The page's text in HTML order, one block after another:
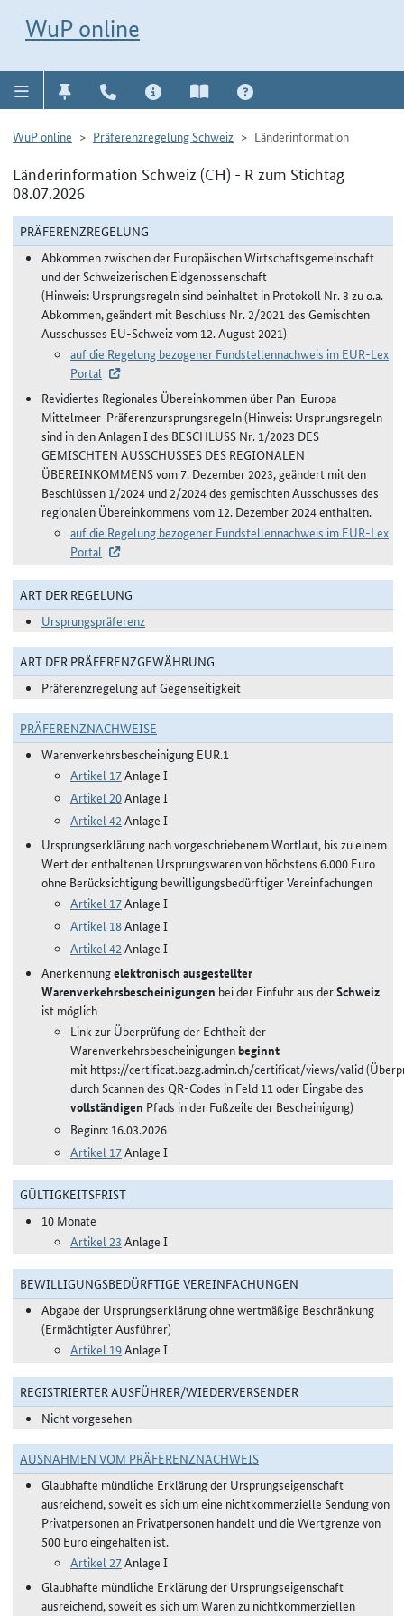
WuP online
WuP online Präferenzregelung Schweiz Länderinformation
Länderinformation Schweiz (CH) - R zum Stichtag
08.07.2026
PRÄFERENZREGELUNG
Abkommen zwischen der Europäischen Wirtschaftsgemeinschaft
und der Schweizerischen Eidgenossenschaft
(Hinweis: Ursprungsregeln sind beinhaltet in Protokoll Nr. 3 zu o.a.
Abkommen, geändert mit Beschluss Nr. 2/2021 des Gemischten
Ausschusses EU-Schweiz vom 12. August 2021)
auf die Regelung bezogener Fundstellennachweis im EUR-Lex
Portal
Revidiertes Regionales Übereinkommen über Pan-Europa-
Mittelmeer-Präferenzursprungsregeln (Hinweis: Ursprungsregeln
sind in den Anlagen I des BESCHLUSS Nr. 1/2023 DES
GEMISCHTEN AUSSCHUSSES DES REGIONALEN
ÜBEREINKOMMENS vom 7. Dezember 2023, geändert mit den
Beschlüssen 1/2024 und 2/2024 des gemischten Ausschusses des
regionalen Übereinkommens vom 12. Dezember 2024 enthalten.
auf die Regelung bezogener Fundstellennachweis im EUR-Lex
Portal
ART DER REGELUNG
Ursprungspräferenz
ART DER PRÄFERENZGEWÄHRUNG
Präferenzregelung auf Gegenseitigkeit
PRÄFERENZNACHWEISE
Warenverkehrsbescheinigung EUR.1
Artikel 17Anlage I
Artikel 20Anlage I
Artikel 42 Anlage I
Ursprungserklärung nach vorgeschriebenem Wortlaut, bis zu einem
Wert der enthaltenen Ursprungswaren von höchstens 6.000 Euro
ohne Berücksichtigung bewilligungsbedürftiger Vereinfachungen
Artikel 17Anlage I
Artikel 18Anlage I
Artikel 42 Anlage I
Anerkennungelektronisch ausgestellter
Warenverkehrsbescheinigungen bei der Einfuhr aus derSchweiz
ist möglich
Link zur Überprüfung der Echtheit der
Warenverkehrsbescheinigungenbeginnt
mit https://certificat.bazg.admin.ch/certificat/views/valid
durch Scannen des QR-Codes in Feld 11 oder Eingabe des
vollständigen Pfads in der Fußzeile der Bescheinigung)
Beginn: 16.03.2026
Artikel 17Anlage I
GÜLTIGKEITSFRIST
10 Monate
Artikel 23 Anlage I
BEWILLIGUNGSBEDÜRFTIGE VEREINFACHUNGEN
Abgabe der Ursprungserklärung ohne wertmäßige Beschränkung
(Ermächtigter Ausführer)
Artikel 19Anlage I
REGISTRIERTER AUSFÜHRER/WIEDERVERSENDER
Nicht vorgesehen
AUSNAHMEN VOM PRÄFERENZNACHWEIS
Glaubhafte mündliche Erklärung der Ursprungseigenschaft
ausreichend, soweit es sich um eine nichtkommerzielle Sendung von
Privatpersonen an Privatpersonen handelt und die Wertgrenze von
500 Euro eingehalten ist.
Artikel 27Anlage I
Glaubhafte mündliche Erklärung der Ursprungseigenschaft
ausreichend, soweit es sich um Waren zu nichtkommerziellen